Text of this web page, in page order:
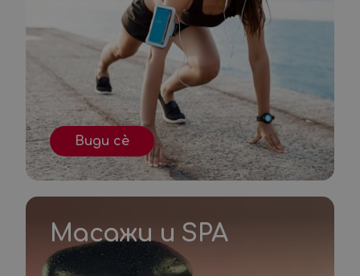
Види сè
Масажи и SPA